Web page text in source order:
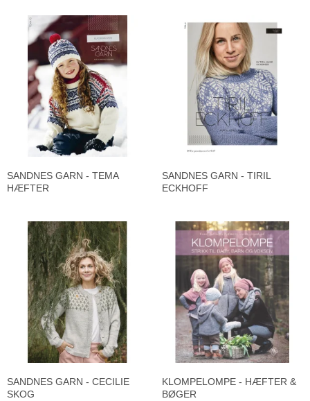
SANDNES GARN - TEMA
HÆFTER
SANDNES GARN - TIRIL
ECKHOFF
SANDNES GARN - CECILIE
SKOG
KLOMPELOMPE - HÆFTER &
BØGER